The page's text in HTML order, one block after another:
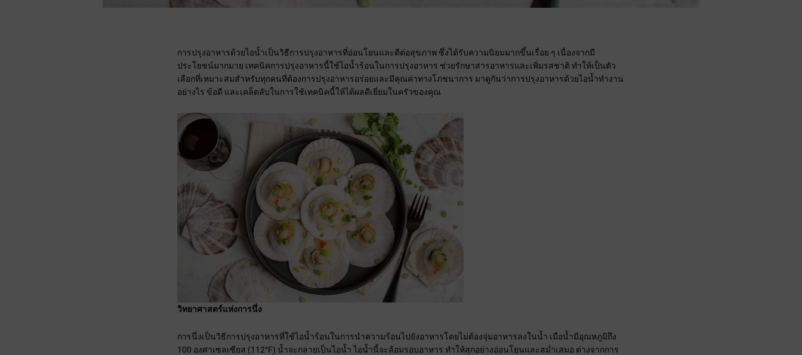
การปรุงอาหารด้วยไอน้ำเป็นวิธีการปรุงอาหารที่อ่อนโยนและดีต่อสุขภาพ ซึ่งได้รับความนิยมมากขึ้นเรื่อย ๆ เนื่องจากมี
ประโยชน์มากมาย เทคนิคการปรุงอาหารนี้ใช้ไอน้ำร้อนในการปรุงอาหาร ช่วยรักษาสารอาหารและเพิ่มรสชาติ ทำให้เป็นตัว
เลือกที่เหมาะสมสำหรับทุกคนที่ต้องการปรุงอาหารอร่อยและมีคุณค่าทางโภชนาการ มาดูกันว่าการปรุงอาหารด้วยไอน้ำทำงาน
อย่างไร ข้อดี และเคล็ดลับในการใช้เทคนิคนี้ให้ได้ผลดีเยี่ยมในครัวของคุณ
วิทยาศาสตร์แห่งการนึ่ง
การนึ่งเป็นวิธีการปรุงอาหารที่ใช้ไอน้ำร้อนในการนำความร้อนไปยังอาหารโดยไม่ต้องจุ่มอาหารลงในน้ำ เมื่อน้ำมีอุณหภูมิถึง
100 องศาเซลเซียส (112°F) น้ำจะกลายเป็นไอน้ำ ไอน้ำนี้จะล้อมรอบอาหาร ทำให้สุกอย่างอ่อนโยนและสม่ำเสมอ ต่างจากการ